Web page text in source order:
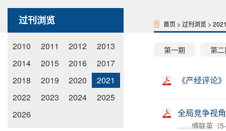
过刊浏览
2010 2011 2012
2013
2014
2015 2016
2017
2018
2019 2020
2021
2022
2023 2024
2025
2026
首页 > 过刊浏览 >
第一期 第
《产经评论
全局竞争视
……傅联英（